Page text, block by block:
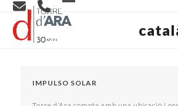
Skip
content
Open
Close
IMPULSO SOLAR